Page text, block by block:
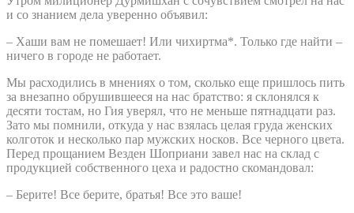
и со знанием дела уверенно объявил:
– Хаши вам не помешает! Или чихиртма*. Только где найти –
ничего в городе не работает.
Мы расходились в мнениях о том, сколько еще пришлось пить
за внезапно обрушившееся на нас братство: я склонялся к
десяти тостам, но Гия уверял, что не меньше пятнадцати раз.
Зато мы помнили, откуда у нас взялась целая груда женских
колготок и несколько пар мужских носков. Все черного цвета.
Перед прощанием Везден Шоприани завел нас на склад с
продукцией собственного цеха и радостно скомандовал:
– Берите! Все берите, братья! Все это ваше!